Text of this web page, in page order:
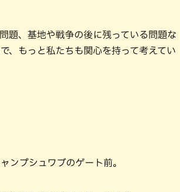
題、基地や戦争の後に残っている問題な
、もっと私たちも関心を持って考えてい
ンプシュワブのゲート前。